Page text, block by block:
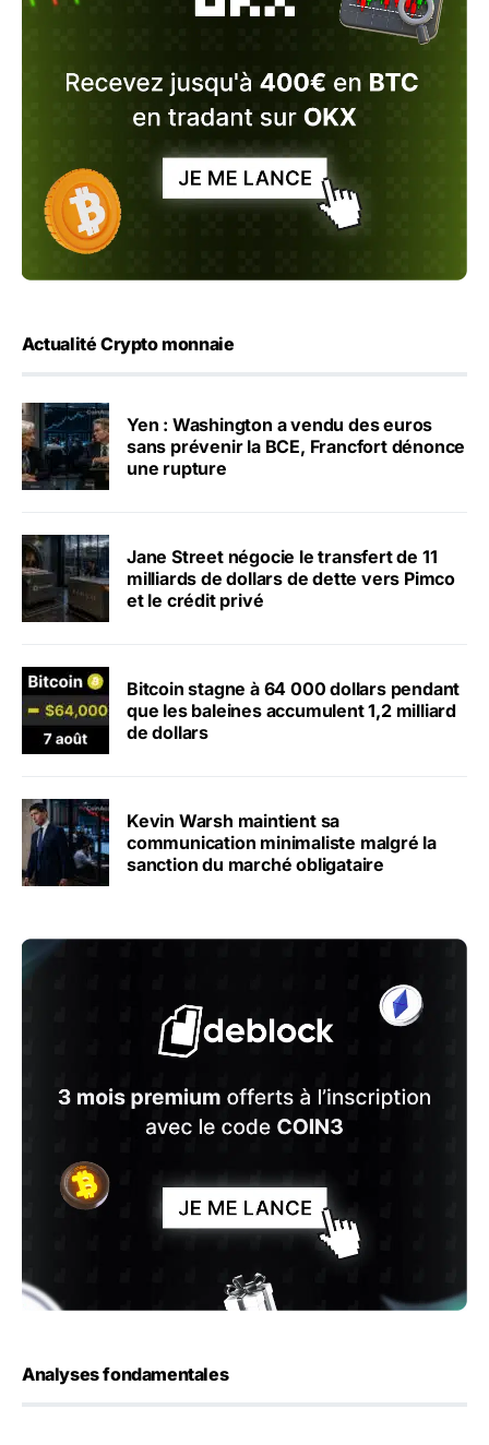
Actualité Crypto monnaie
Yen : Washington a vendu des euros
sans prévenir la BCE, Francfort dénonce
une rupture
Jane Street négocie le transfert de 11
milliards de dollars de dette vers Pimco
et le crédit privé
Bitcoin stagne à 64 000 dollars pendant
que les baleines accumulent 1,2 milliard
de dollars
Kevin Warsh maintient sa
communication minimaliste malgré la
sanction du marché obligataire
Analyses fondamentales